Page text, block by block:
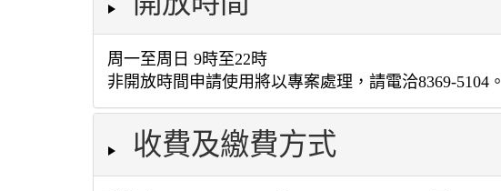
周一至周日 9時至22時
非開放時間申請使用將以專案處理，請電洽8369-5104。
收費及繳費方式